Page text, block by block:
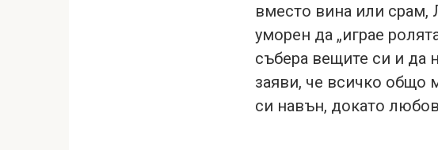
вместо вина или срам,
уморен да „играе
събера вещите си и да
заяви, че всичко общо
си навън, докато